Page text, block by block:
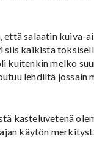
salaatin kuiva-
kaikista
melko
lehdiltä jossain
kasteluvetenä
käytön